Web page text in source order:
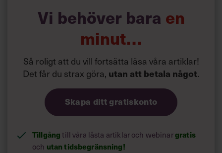
Vi behöver bara en
minut…
Så roligt att du vill fortsätta läsa våra artiklar!
Det får du strax göra, utan att betala något.
Skapa ditt gratiskonto
Tillgång till våra låsta artiklar och webinargratis
och utan tidsbegränsning!